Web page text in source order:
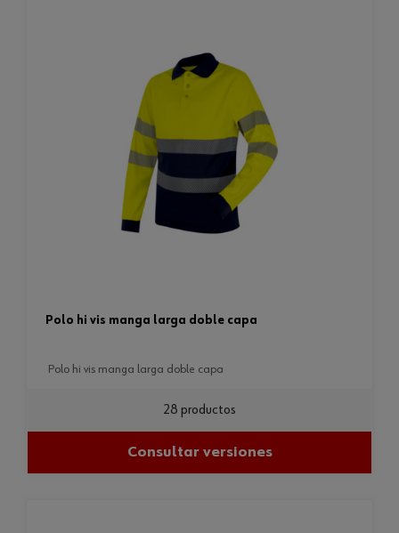
polo hi vis manga larga doble capa
polo hi vis manga larga doble capa
28 productos
Consultar versiones